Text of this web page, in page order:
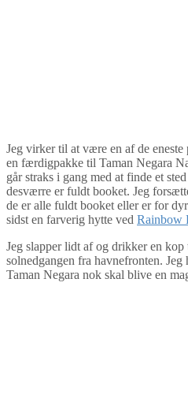
Jeg virker til at være en af de
en færdigpakke til Taman Negara
går straks i gang med at finde et
desværre er fuldt booket. Jeg
de er alle fuldt booket eller er for
sidst en farverig hytte ved Rainbow
Jeg slapper lidt af og drikker en kop
solnedgangen fra havnefronten. Jeg
Taman Negara nok skal blive en